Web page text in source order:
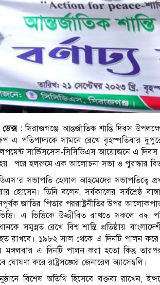
ডেক্স :সিরাজগঞ্জে আন্তর্জাতিক শান্তি দিবস
এ পতিপাদ্যকে সামনে রেখে বৃহস্পতিবার
সার্ভিসসেস-সিসিডিএস আয়োজনে এ
পরে হলরুমে এক আলোচনা সভা ও পুরস্কার
সভাপতি হেলাল আহমেদের সভাপতিত্বে
হোসেন। তিনি বলেন, সর্বকালের সর্বশ্রেষ্ঠ
জাতির পিতার পররাষ্ট্রনীতির উপর
এ ভিত্তিকে উজ্জীবিত রাখতে সকলে বদ্ধ
সমুন্নত রেখে বিশ্ব শান্তি প্রতিষ্ঠায়
রাখবে। ১৯৮২ সাল থেকে এ দিনটি পালন
মঙ্গলবার এ দিনটি পালন করা হতো কিন্তু
ঘোষণা করে রাষ্ট্রসঙ্ঘের জেনারেল অ্যাসেম্বলি।
বিশেষ অতিথি হিসেবে বক্তব্য রাখেন,